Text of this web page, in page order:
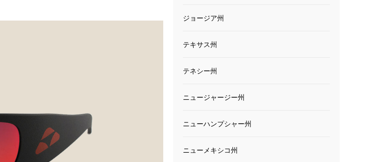
ジョージア州
テキサス州
テネシー州
ニュージャージー州
ニューハンプシャー州
ニューメキシコ州